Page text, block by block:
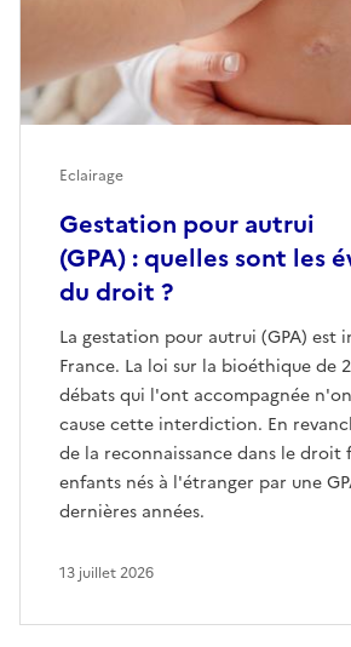
Gestation pour autrui
(GPA) : quelles sont les
du droit ?
La gestation pour autrui (GPA) est
France. La loi sur la bioéthique de
débats qui l'ont accompagnée
cause cette interdiction. En
de la reconnaissance dans le droit
enfants nés à l'étranger par une
dernières années.
Eclairage
13 juillet 2026